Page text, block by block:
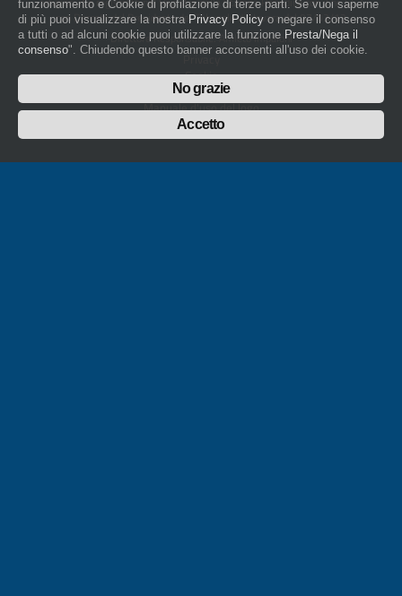
con Decreto del Presidente del Tribunale di Novara del 07/03/13
Direttore Responsabile: Amleto Impaloni
Privacy
Cookie
Whistleblowing
Manuale d'uso del logo
Policy sulla Parità di genere
funzionamento e Cookie di profilazione di terze parti. Se vuoi saperne
di più puoi visualizzare la nostra Privacy Policy o negare il consenso
a tutti o ad alcuni cookie puoi utilizzare la funzione Presta/Nega il
consenso". Chiudendo questo banner acconsenti all'uso dei cookie.
No grazie
Accetto